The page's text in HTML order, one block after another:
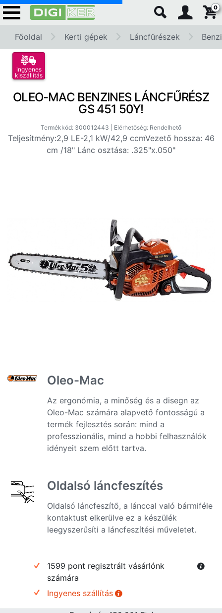
0
Főoldal Kerti gépek Láncfűrészek
ingyenes
kiszállítás
OLEO-MAC BENZINES LÁNCFŰRÉSZ
GS 451 50Y!
Termékkód: 300012443 | Elérhetőség: Rendelhető
Teljesítmény:2,9 LE-2,1 kW/42,9 ccmVezető hossza: 46
cm /18" Lánc osztása: .325"x.050"
Oleo-Mac
Az ergonómia, a minőség és a disegn az
Oleo-Mac számára alapvető fontosságú a
termék fejlesztés során: mind a
professzionális, mind a hobbi felhasználók
idényeit szem előtt tartva.
Oldalsó láncfeszítés
Oldalsó láncfeszítő, a lánccal való bármiféle
kontaktust elkerülve ez a készülék
leegyszerűsíti a láncfeszítési műveletet.
1599 pont regisztrált vásárlónk
számára
Ingyenes szállítás